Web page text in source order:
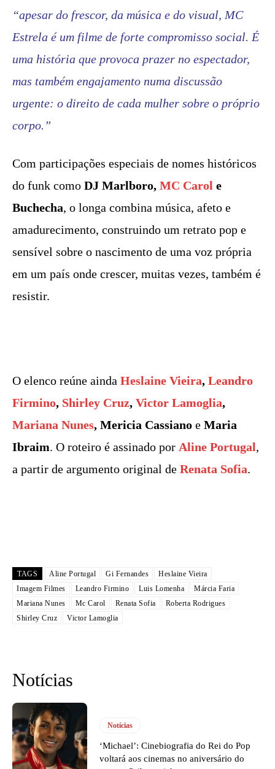
“apesar do frescor, da música e do visual, MC
Estrela é um filme de forte compromisso social. É
uma história que provoca prazer no espectador,
mas também engajamento numa discussão
urgente: o direito de cada mulher sobre o próprio
corpo.”
Com participações especiais de nomes históricos
do funk como DJ Marlboro, MC Carol e
Buchecha, o longa combina música, afeto e
amadurecimento, construindo um retrato pop e
sensível sobre o nascimento de uma voz própria
em um país onde crescer, muitas vezes, também é
resistir.
O elenco reúne ainda Heslaine Vieira, Leandro
Firmino, Shirley Cruz, Victor Lamoglia,
Mariana Nunes, Mericia Cassiano e Maria
Ibraim. O roteiro é assinado por Aline Portugal,
a partir de argumento original de Renata Sofia.
TAGS Aline Portugal Gi Fernandes
Heslaine Vieira
Imagem Filmes
Leandro Firmino Luis Lomenha
Márcia Faria
Mariana Nunes
Mc Carol Renata Sofia
Roberta Rodrigues
Shirley Cruz
Victor Lamoglia
Notícias
Notícias
‘Michael’: Cinebiografia do Rei do Pop
voltará aos cinemas no aniversário do